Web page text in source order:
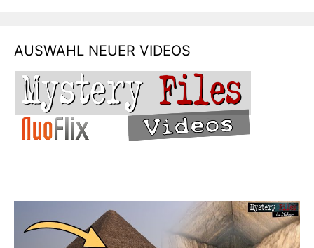
AUSWAHL NEUER VIDEOS